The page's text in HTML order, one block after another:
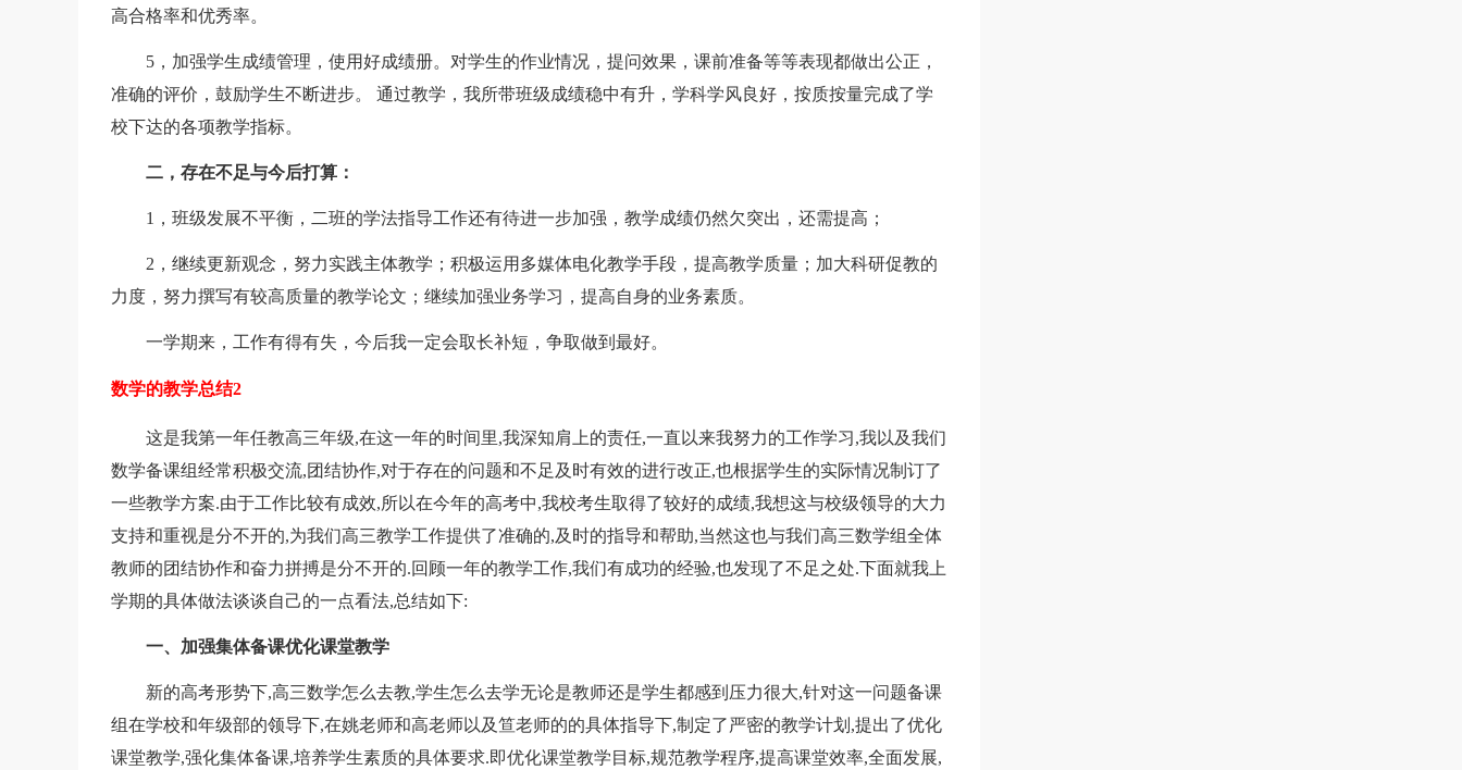
高合格率和优秀率。
5，加强学生成绩管理，使用好成绩册。对学生的作业情况，提问效果，课前准备等等表现都做出公正，
准确的评价，鼓励学生不断进步。 通过教学，我所带班级成绩稳中有升，学科学风良好，按质按量完成了学
校下达的各项教学指标。
二，存在不足与今后打算：
1，班级发展不平衡，二班的学法指导工作还有待进一步加强，教学成绩仍然欠突出，还需提高；
2，继续更新观念，努力实践主体教学；积极运用多媒体电化教学手段，提高教学质量；加大科研促教的
力度，努力撰写有较高质量的教学论文；继续加强业务学习，提高自身的业务素质。
一学期来，工作有得有失，今后我一定会取长补短，争取做到最好。
数学的教学总结2
这是我第一年任教高三年级,在这一年的时间里,我深知肩上的责任,一直以来我努力的工作学习,我以及我们
数学备课组经常积极交流,团结协作,对于存在的问题和不足及时有效的进行改正,也根据学生的实际情况制订了
一些教学方案.由于工作比较有成效,所以在今年的高考中,我校考生取得了较好的成绩,我想这与校级领导的大力
支持和重视是分不开的,为我们高三教学工作提供了准确的,及时的指导和帮助,当然这也与我们高三数学组全体
教师的团结协作和奋力拼搏是分不开的.回顾一年的教学工作,我们有成功的经验,也发现了不足之处.下面就我上
学期的具体做法谈谈自己的一点看法,总结如下:
一、加强集体备课优化课堂教学
新的高考形势下,高三数学怎么去教,学生怎么去学无论是教师还是学生都感到压力很大,针对这一问题备课
组在学校和年级部的领导下,在姚老师和高老师以及笪老师的的具体指导下,制定了严密的教学计划,提出了优化
课堂教学,强化集体备课,培养学生素质的具体要求.即优化课堂教学目标,规范教学程序,提高课堂效率,全面发展,